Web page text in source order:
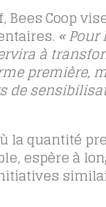
Coop
«
à
première,
de
quantité
espère à